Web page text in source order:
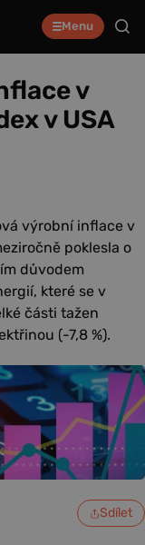
Menu
v
v USA
výrobní inflace v
poklesla o
důvodem
které se v
části tažen
(-7,8 %).
Sdílet